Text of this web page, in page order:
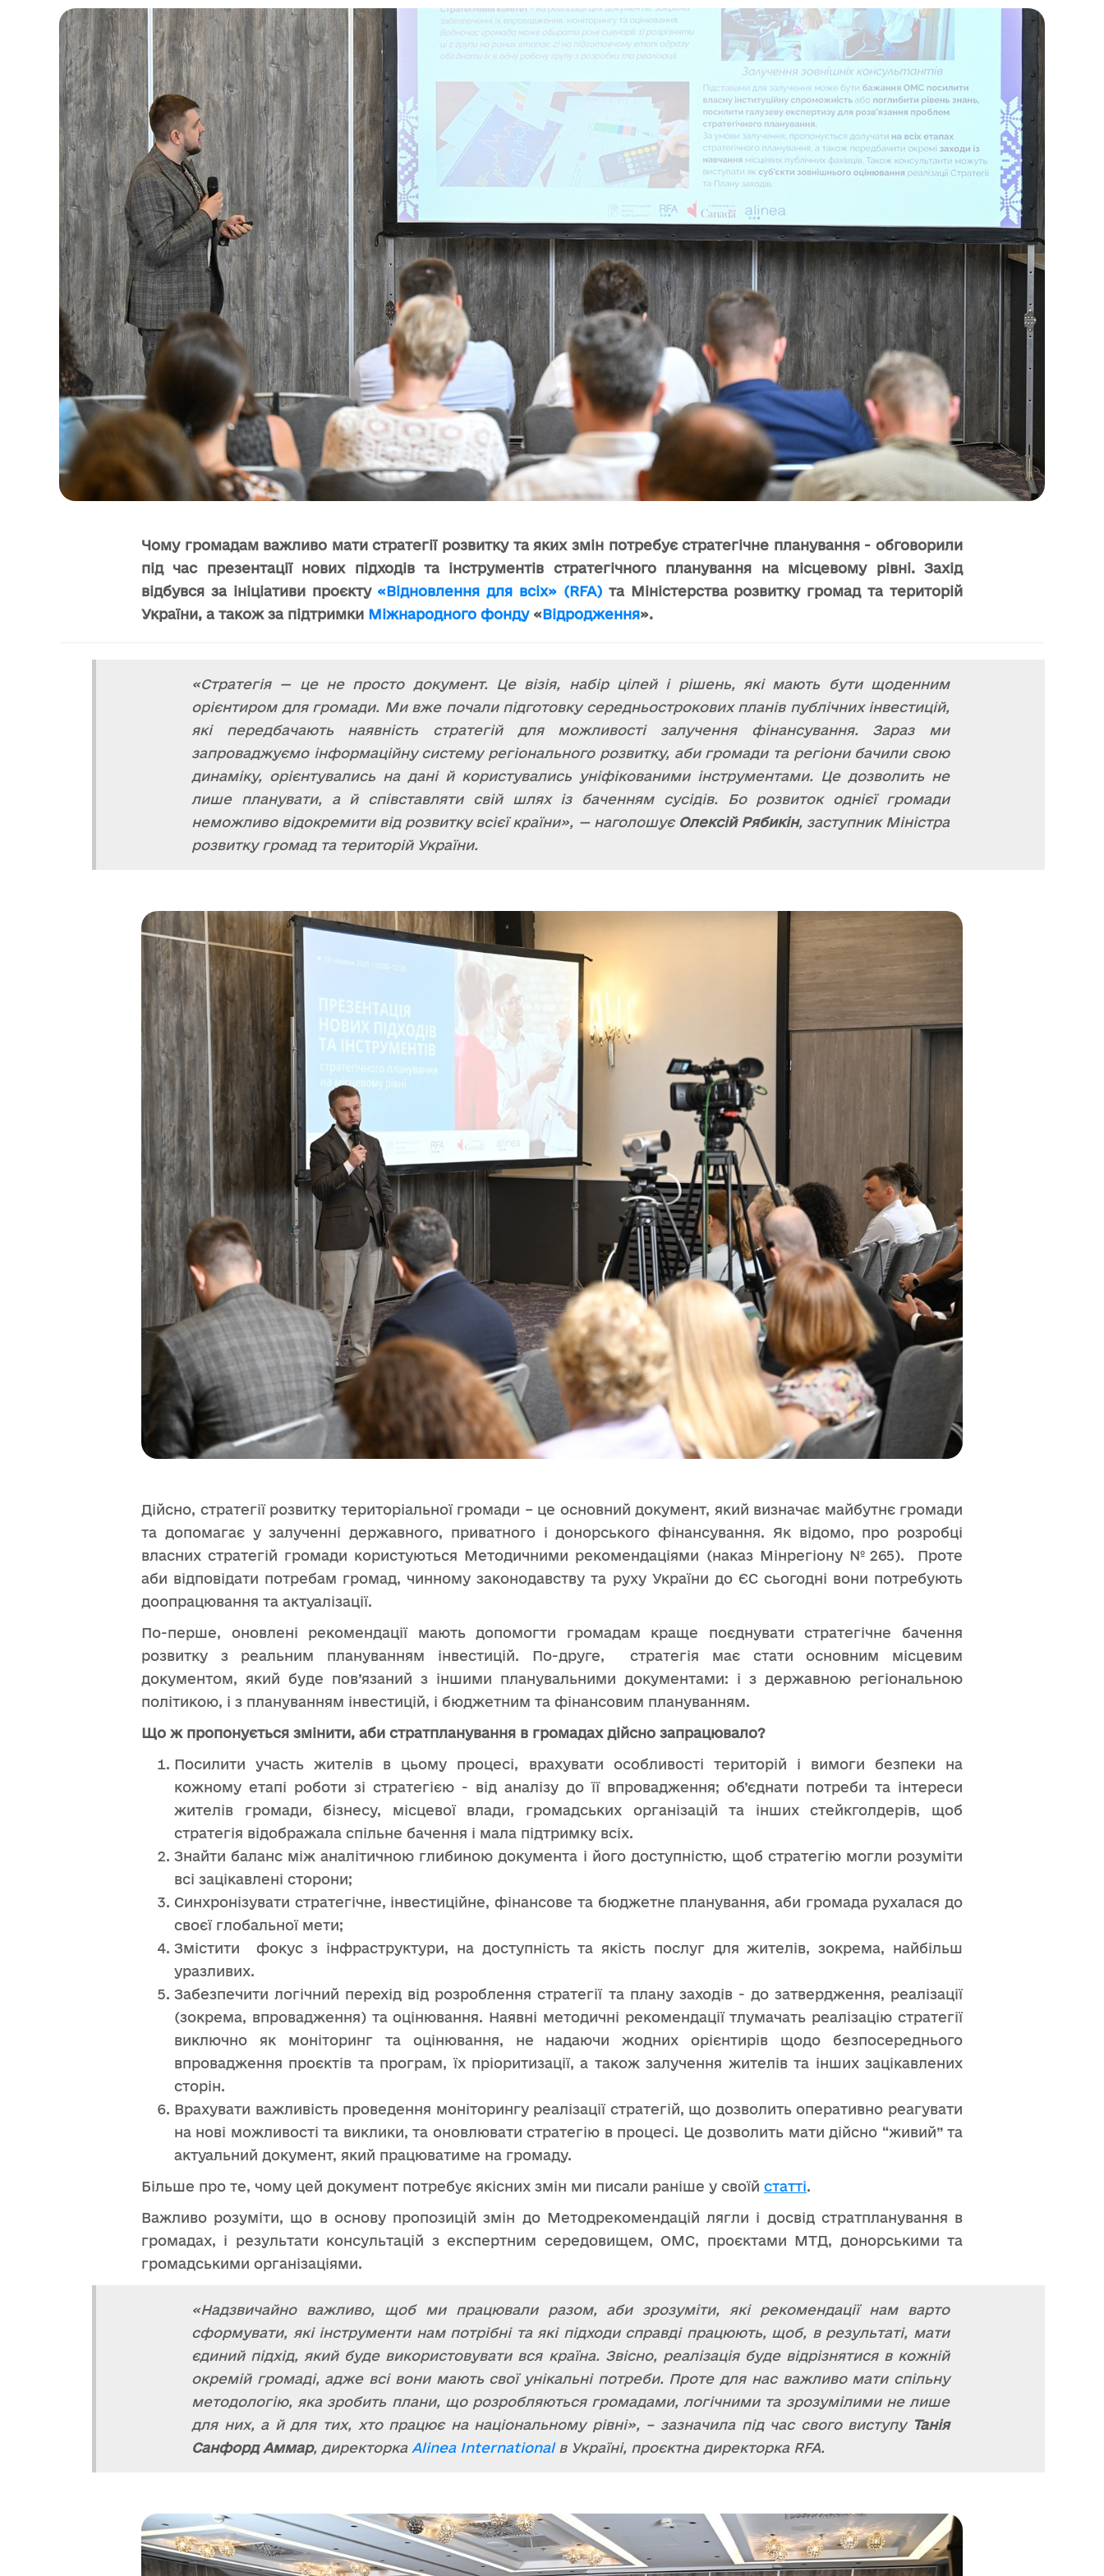
Чому громадам важливо мати стратегії розвитку та яких змін потребує стратегічне планування - обговорили
під час презентації нових підходів та інструментів стратегічного планування на місцевому рівні. Захід
відбувся за ініціативи проєкту «Відновлення для всіх» (RFA) та Міністерства розвитку громад та територій
України, а також за підтримки Міжнародного фонду «Відродження».
«Стратегія — це не просто документ. Це візія, набір цілей і рішень, які мають бути щоденним
орієнтиром для громади. Ми вже почали підготовку середньострокових планів публічних інвестицій,
які передбачають наявність стратегій для можливості залучення фінансування. Зараз ми
запроваджуємо інформаційну систему регіонального розвитку, аби громади та регіони бачили свою
динаміку, орієнтувались на дані й користувались уніфікованими інструментами. Це дозволить не
лише планувати, а й співставляти свій шлях із баченням сусідів. Бо розвиток однієї громади
неможливо відокремити від розвитку всієї країни», — наголошує Олексій Рябикін, заступник Міністра
розвитку громад та територій України.
Дійсно, стратегії розвитку територіальної громади – це основний документ, який визначає майбутнє громади
та допомагає у залученні державного, приватного і донорського фінансування. Як відомо, про розробці
власних стратегій громади користуються Методичними рекомендаціями (наказ Мінрегіону № 265). Проте
аби відповідати потребам громад, чинному законодавству та руху України до ЄС сьогодні вони потребують
доопрацювання та актуалізації.
По-перше, оновлені рекомендації мають допомогти громадам краще поєднувати стратегічне бачення
розвитку з реальним плануванням інвестицій. По-друге, стратегія має стати основним місцевим
документом, який буде пов’язаний з іншими планувальними документами: і з державною регіональною
політикою, і з плануванням інвестицій, і бюджетним та фінансовим плануванням.
Що ж пропонується змінити, аби стратпланування в громадах дійсно запрацювало?
Посилити участь жителів в цьому процесі, врахувати особливості територій і вимоги безпеки на
кожному етапі роботи зі стратегією - від аналізу до її впровадження; об’єднати потреби та інтереси
жителів громади, бізнесу, місцевої влади, громадських організацій та інших стейкголдерів, щоб
стратегія відображала спільне бачення і мала підтримку всіх.
Знайти баланс між аналітичною глибиною документа і його доступністю, щоб стратегію могли розуміти
всі зацікавлені сторони;
Синхронізувати стратегічне, інвестиційне, фінансове та бюджетне планування, аби громада рухалася до
своєї глобальної мети;
Змістити фокус з інфраструктури, на доступність та якість послуг для жителів, зокрема, найбільш
уразливих.
Забезпечити логічний перехід від розроблення стратегії та плану заходів - до затвердження, реалізації
(зокрема, впровадження) та оцінювання. Наявні методичні рекомендації тлумачать реалізацію стратегії
виключно як моніторинг та оцінювання, не надаючи жодних орієнтирів щодо безпосереднього
впровадження проєктів та програм, їх пріоритизації, а також залучення жителів та інших зацікавлених
сторін.
Врахувати важливість проведення моніторингу реалізації стратегій, що дозволить оперативно реагувати
на нові можливості та виклики, та оновлювати стратегію в процесі. Це дозволить мати дійсно “живий” та
актуальний документ, який працюватиме на громаду.
Більше про те, чому цей документ потребує якісних змін ми писали раніше у своїй статті.
Важливо розуміти, що в основу пропозицій змін до Методрекомендацій лягли і досвід стратпланування в
громадах, і результати консультацій з експертним середовищем, ОМС, проєктами МТД, донорськими та
громадськими організаціями.
«Надзвичайно важливо, щоб ми працювали разом, аби зрозуміти, які рекомендації нам варто
сформувати, які інструменти нам потрібні та які підходи справді працюють, щоб, в результаті, мати
єдиний підхід, який буде використовувати вся країна. Звісно, реалізація буде відрізнятися в кожній
окремій громаді, адже всі вони мають свої унікальні потреби. Проте для нас важливо мати спільну
методологію, яка зробить плани, що розробляються громадами, логічними та зрозумілими не лише
для них, а й для тих, хто працює на національному рівні», – зазначила під час свого виступу Танія
Санфорд Аммар, директорка Alinea Internationalв Україні, проєктна директорка RFA.